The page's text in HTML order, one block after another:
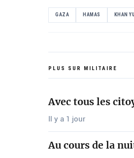
GAZA HAMAS KHAN
PLUS SUR MILITAIRE
Avec tous les
Il y a 1 jour
Au cours de la